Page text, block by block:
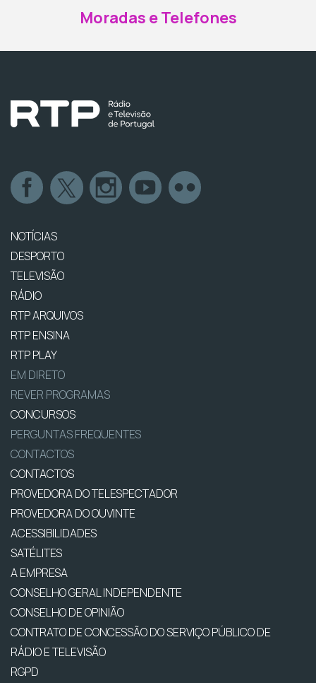
Moradas e Telefones
NOTÍCIAS
DESPORTO
TELEVISÃO
RÁDIO
RTP ARQUIVOS
RTP ENSINA
RTP PLAY
EM DIRETO
REVER PROGRAMAS
CONCURSOS
PERGUNTAS FREQUENTES
CONTACTOS
CONTACTOS
PROVEDORA DO TELESPECTADOR
PROVEDORA DO OUVINTE
ACESSIBILIDADES
SATÉLITES
A EMPRESA
CONSELHO GERAL INDEPENDENTE
CONSELHO DE OPINIÃO
CONTRATO DE CONCESSÃO DO SERVIÇO PÚBLICO DE
RÁDIO E TELEVISÃO
RGPD